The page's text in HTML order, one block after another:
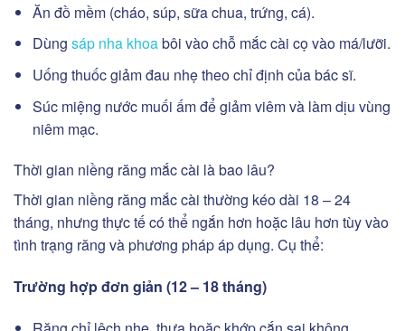
Ăn đồ mềm (cháo, súp, sữa chua, trứng, cá).
Dùng sáp nha khoabôi vào chỗ mắc cài cọ vào má/lưỡi.
Uống thuốc giảm đau nhẹ theo chỉ định của bác sĩ.
Súc miệng nước muối ấm để giảm viêm và làm dịu vùng
niêm mạc.
Thời gian niềng răng mắc cài là bao lâu?
Thời gian niềng răng mắc cài thường kéo dài 18 – 24
tháng, nhưng thực tế có thể ngắn hơn hoặc lâu hơn tùy vào
tình trạng răng và phương pháp áp dụng. Cụ thể:
Trường hợp đơn giản (12 – 18 tháng)